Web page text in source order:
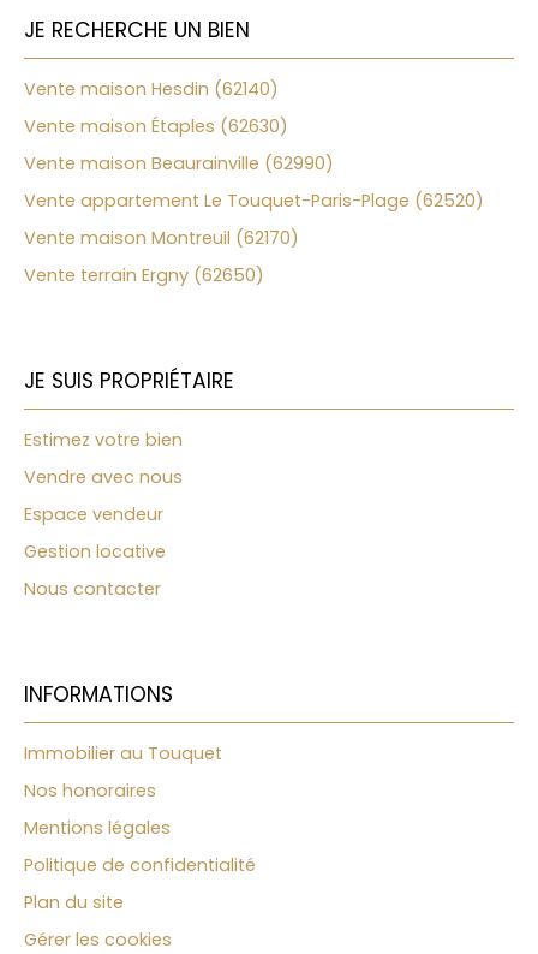
JE RECHERCHE UN BIEN
Vente maison Hesdin (62140)
Vente maison Étaples (62630)
Vente maison Beaurainville (62990)
Vente appartement Le Touquet-Paris-Plage (62520)
Vente maison Montreuil (62170)
Vente terrain Ergny (62650)
JE SUIS PROPRIÉTAIRE
Estimez votre bien
Vendre avec nous
Espace vendeur
Gestion locative
Nous contacter
INFORMATIONS
Immobilier au Touquet
Nos honoraires
Mentions légales
Politique de confidentialité
Plan du site
Gérer les cookies